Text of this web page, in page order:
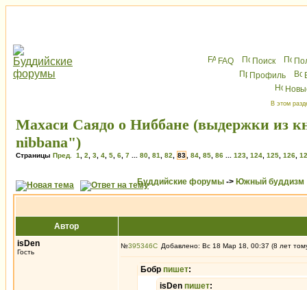
FAQ Поиск
Профиль
В этом
Махаси Саядо о Ниббане (выдержки из
nibbana")
Страницы Пред. 1 2 3 4 5 6 7 80 81 82 83 84 85 86 123 124 125 126
Буддийские форумы -> Южный буддизм
Автор
isDen
Гость
№395346 Добавлено: Вс 18 Мар 18, 00:37 (8 лет
Бобр пишет:
isDen пишет: